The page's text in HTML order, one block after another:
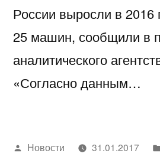
России выросли в
25 машин, сообщили в
аналитического
«Согласно данным…
Написано
Новости 31.01.2017